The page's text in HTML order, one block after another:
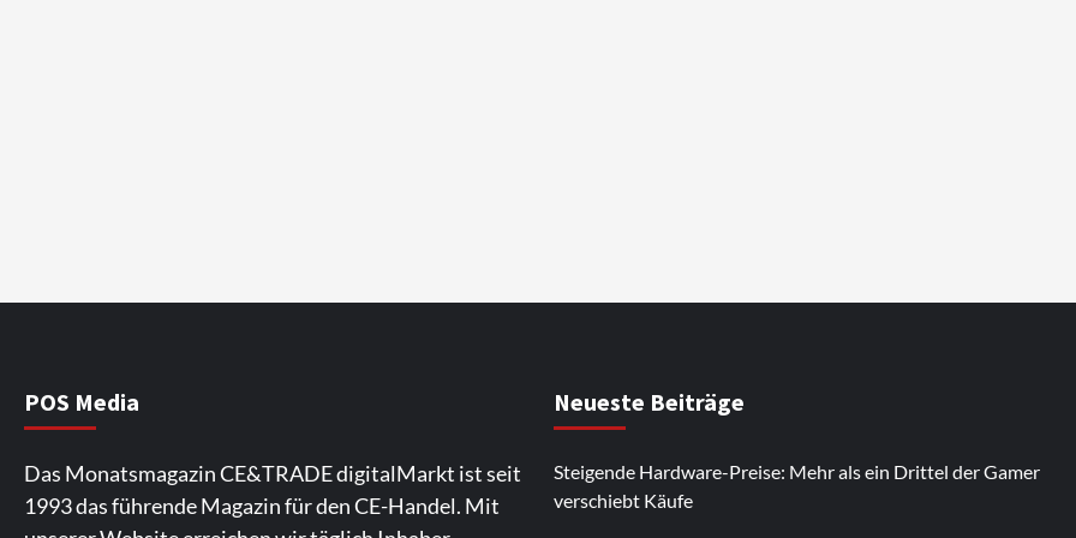
POS Media
Das Monatsmagazin CE&TRADE digitalMarkt ist seit
1993 das führende Magazin für den CE-Handel. Mit
Neueste Beiträge
Steigende Hardware-Preise: Mehr als ein Drittel der Gamer
verschiebt Käufe